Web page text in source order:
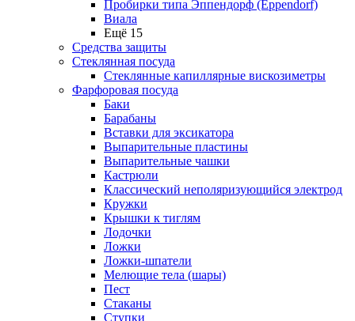
Пробирки типа Эппендорф (Eppendorf)
Виала
Ещё 15
Средства защиты
Стеклянная посуда
Стеклянные капиллярные вискозиметры
Фарфоровая посуда
Баки
Барабаны
Вставки для эксикатора
Выпарительные пластины
Выпарительные чашки
Кастрюли
Классический неполяризующийся электрод
Кружки
Крышки к тиглям
Лодочки
Ложки
Ложки-шпатели
Мелющие тела (шары)
Пест
Стаканы
Ступки